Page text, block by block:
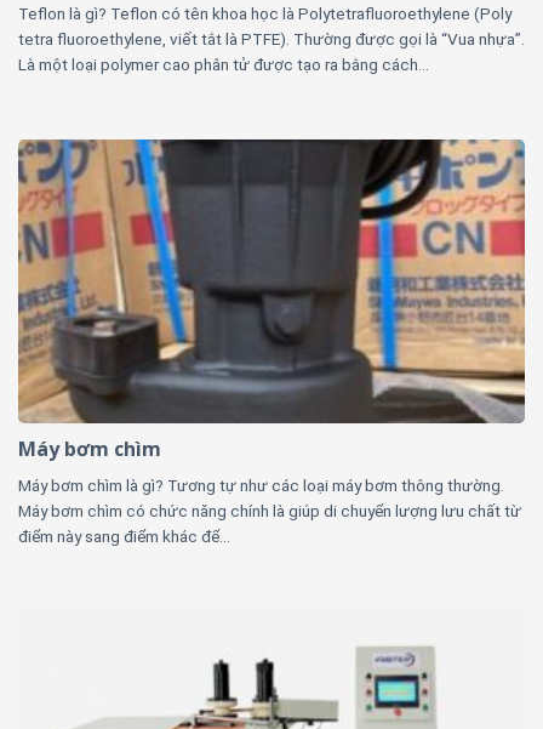
Teflon là gì? Teflon có tên khoa học là Polytetrafluoroethylene (Poly
tetra fluoroethylene, viết tắt là PTFE). Thường được gọi là “Vua nhựa”.
Là một loại polymer cao phân tử được tạo ra bằng cách...
Máy bơm chìm
Máy bơm chìm là gì? Tương tự như các loại máy bơm thông thường.
Máy bơm chìm có chức năng chính là giúp di chuyển lượng lưu chất từ
điểm này sang điểm khác để...